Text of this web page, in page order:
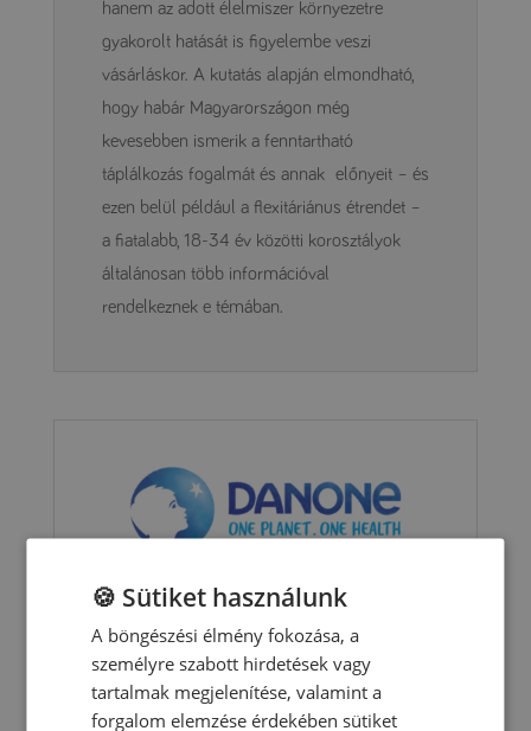
hanem az adott élelmiszer környezetre
gyakorolt hatását is figyelembe veszi
vásárláskor. A kutatás alapján elmondható,
hogy habár Magyarországon még
kevesebben ismerik a fenntartható
táplálkozás fogalmát és annak előnyeit – és
ezen belül például a flexitáriánus étrendet –
a fiatalabb, 18-34 év közötti korosztályok
általánosan több információval
rendelkeznek e témában.
2022 januárjától a Danone Magyarország Kft. égisze alatt
folytatja a vállalat valamennyi hazai tevékenységét
A Numil Kft. január 1-i hatállyal átruházta a
🍪 Sütiket használunk
A böngészési élmény fokozása, a
személyre szabott hirdetések vagy
tartalmak megjelenítése, valamint a
forgalom elemzése érdekében sütiket